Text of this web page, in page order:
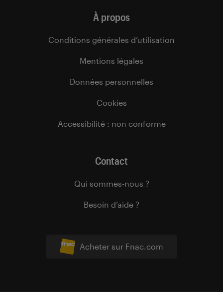
Acheter sur Fnac.com
À propos
Conditions générales d’utilisation
Mentions légales
Données personnelles
Cookies
Accessibilité : non conforme
Contact
Qui sommes-nous ?
Besoin d’aide ?